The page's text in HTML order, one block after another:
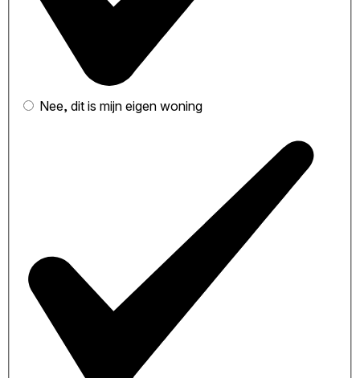
Nee, dit is mijn eigen woning